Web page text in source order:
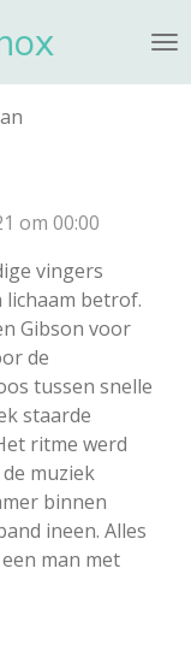
om 00:00
vingers
betrof.
Gibson voor
de
tussen snelle
staarde
ritme werd
muziek
binnen
ineen. Alles
man met